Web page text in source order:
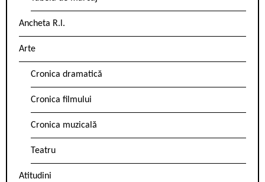
Ancheta R.l.
Arte
Cronica dramatică
Cronica filmului
Cronica muzicală
Teatru
Atitudini